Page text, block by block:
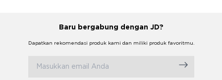
Baru bergabung dengan JD?
Dapatkan rekomendasi produk kami dan miliki produk favoritmu.